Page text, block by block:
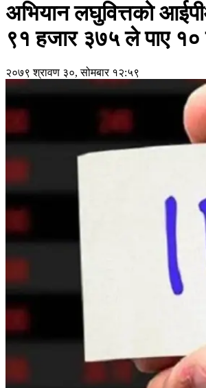
अभियान लघुवित्तको
९१ हजार ३७५ ले पाए १०
२०७९ श्रावण ३०, सोमबार १२:५९